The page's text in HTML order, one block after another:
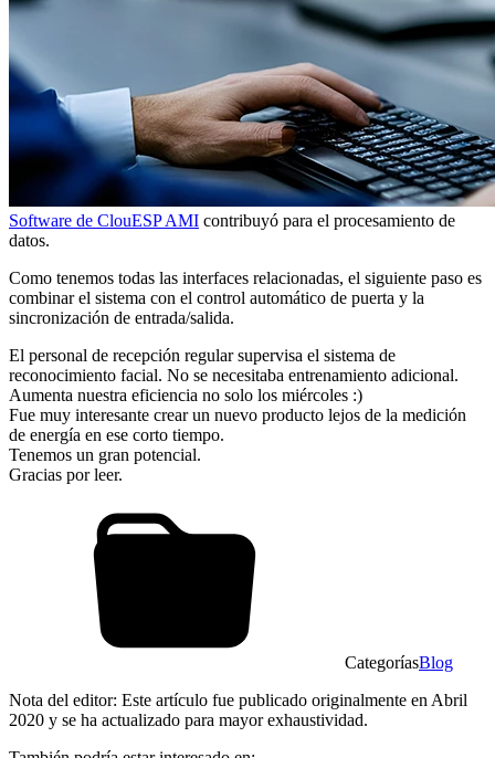
Software de ClouESP AMI contribuyó para el procesamiento de
datos.
Como tenemos todas las interfaces relacionadas, el siguiente paso es
combinar el sistema con el control automático de puerta y la
sincronización de entrada/salida.
El personal de recepción regular supervisa el sistema de
reconocimiento facial. No se necesitaba entrenamiento adicional.
Aumenta nuestra eficiencia no solo los miércoles :)
Fue muy interesante crear un nuevo producto lejos de la medición
de energía en ese corto tiempo.
Tenemos un gran potencial.
Gracias por leer.
CategoríasBlog
Nota del editor: Este artículo fue publicado originalmente en Abril
2020 y se ha actualizado para mayor exhaustividad.